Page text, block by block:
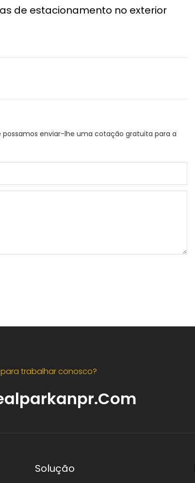
de estacionamento no exterior
enviar-lhe uma cotação gratuita para a
trabalhar conosco?
Solução